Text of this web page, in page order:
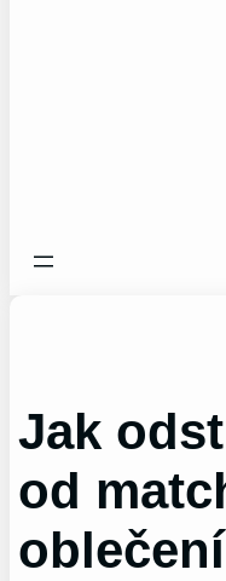
Jak
od
oblečení